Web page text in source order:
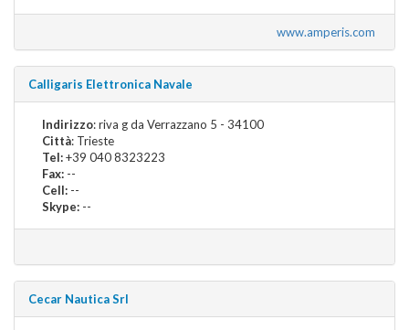
www.amperis.com
Calligaris Elettronica Navale
Indirizzo: riva g da Verrazzano 5 - 34100
Città: Trieste
Tel:+39 040 8323223
Fax: --
Cell: --
Skype: --
Cecar Nautica Srl